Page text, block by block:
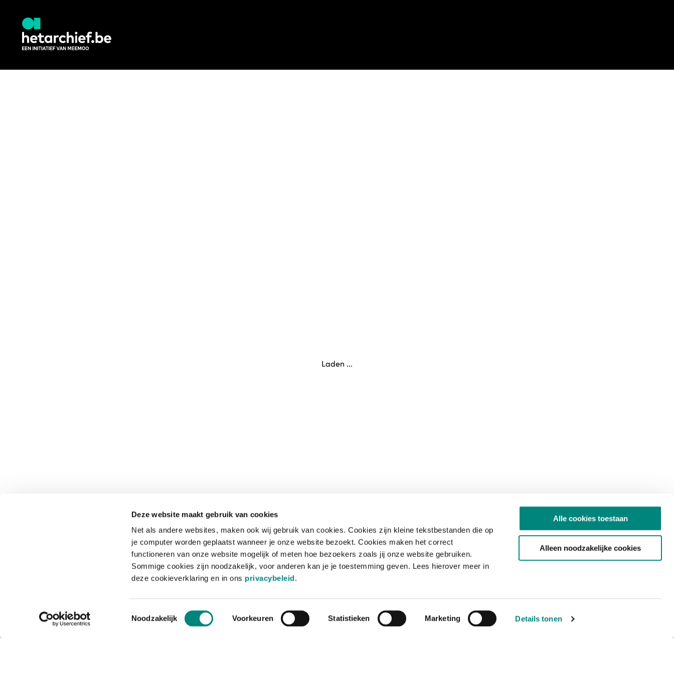
Deze website maakt gebruik van cookies
Net als andere websites, maken ook wij gebruik van cookies. Cookies zijn kleine tekstbestanden die op
je computer worden geplaatst wanneer je onze website bezoekt. Cookies maken het correct
functioneren van onze website mogelijk of meten hoe bezoekers zoals jij onze website gebruiken.
Sommige cookies zijn noodzakelijk, voor anderen kan je je toestemming geven. Lees hierover meer in
deze cookieverklaring en in ons privacybeleid.
Toestemmingsselectie
Noodzakelijk Voorkeuren Statistieken Marketing Details tonen
Alle cookies toestaan
Alleen noodzakelijke cookies
Laden ...